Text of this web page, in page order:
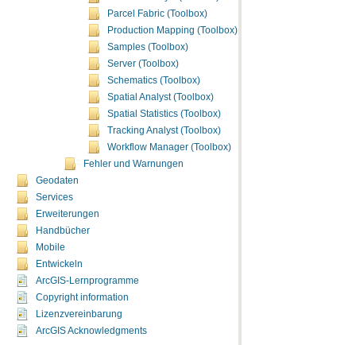
Parcel Fabric (Toolbox)
Production Mapping (Toolbox)
Samples (Toolbox)
Server (Toolbox)
Schematics (Toolbox)
Spatial Analyst (Toolbox)
Spatial Statistics (Toolbox)
Tracking Analyst (Toolbox)
Workflow Manager (Toolbox)
Fehler und Warnungen
Geodaten
Services
Erweiterungen
Handbücher
Mobile
Entwickeln
ArcGIS-Lernprogramme
Copyright information
Lizenzvereinbarung
ArcGIS Acknowledgments